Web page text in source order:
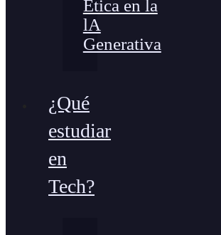
Ética en la
lA
Generativa
¿Qué
estudiar
en
Tech?